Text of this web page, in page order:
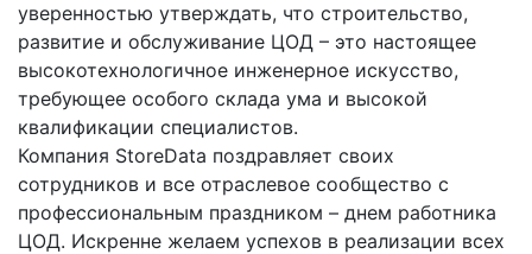
уверенностью утверждать, что строительство,
развитие и обслуживание ЦОД – это настоящее
высокотехнологичное инженерное искусство,
требующее особого склада ума и высокой
квалификации специалистов.
Компания StoreData поздравляет своих
сотрудников и все отраслевое сообщество с
профессиональным праздником – днем работника
ЦОД. Искренне желаем успехов в реализации всех